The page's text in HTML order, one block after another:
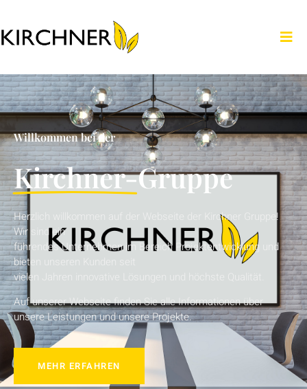
Willkommen bei der
Kirchner-Gruppe
Herzlich willkommen auf der Kirchner Gruppe !
Wir sind ein
führendesUnternehmenimBereich Projektentwicklung und
bieten unseren
vielen
Auf unserer Webseite finden Sie alleInformationenüber
unsere Leistungen und unsere Projekte.
MEHR ERFAHREN